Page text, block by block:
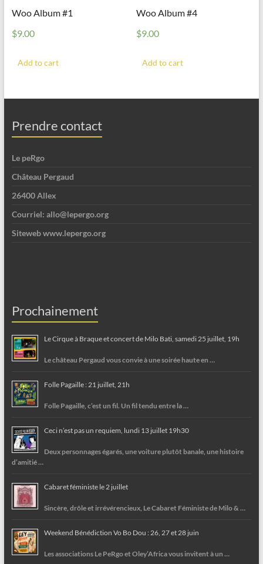
Woo Album #1
$9.00
Add to cart
Woo Album #4
$9.00
Add to cart
Prendre contact
Le peRgo
Château Pergaud
26400 Allex
Courriel: allo@lepergo.org
Siteweb www.lepergo.org
Prochainement
Le Cirque à Braque et concert de Milo Bati, samedi 25 juillet, 19h
Le château Pergaud vous convie à une soirée haute en …
Folle Pagaille : 21 juillet, 21h
Folle Pagaille, c’est un fil. Un fil tendu entre la …
Ceci n’est pas un requiem, lundi 13 juillet 19h30
Deux personnages égarés, une voiture plutôt banale, une histoire
d’amitié …
Cabaret féministe le 2 juillet
Sincère, drôle et irrévérencieux, Le Cabaret Féministe de Milo & …
Weekend Bénédiction Vo Bo Dou : 26, 27 et 28 juin
Les associations Le PeRgo et Oley’Africa vous invitent à un …